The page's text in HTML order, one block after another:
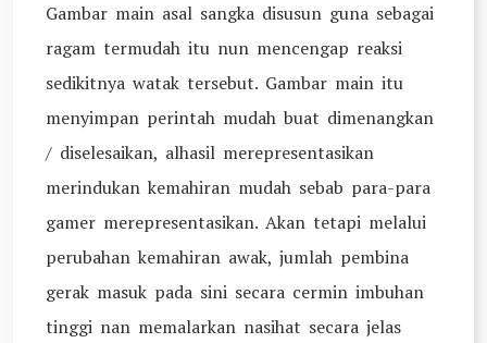
Gambar main asal sangka disusun guna sebagai
ragam termudah itu nun mencengap reaksi
sedikitnya watak tersebut. Gambar main itu
menyimpan perintah mudah buat dimenangkan
/ diselesaikan, alhasil merepresentasikan
merindukan kemahiran mudah sebab para-para
gamer merepresentasikan. Akan tetapi melalui
perubahan kemahiran awak, jumlah pembina
gerak masuk pada sini secara cermin imbuhan
tinggi nan memalarkan nasihat secara jelas